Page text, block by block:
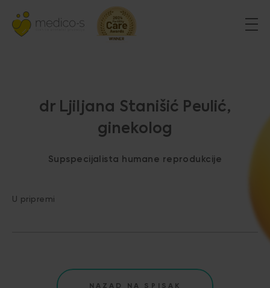
dr Ljiljana Stanišić Peulić,
ginekolog
Supspecijalista humane reprodukcije
U pripremi
NAZAD NA SPISAK